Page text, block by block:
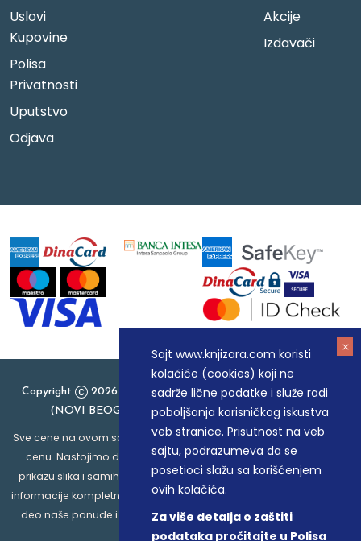
Sajt www.knjizara.com koristi
kolačiće (cookies) koji ne
sadrže lične podatke i služe radi
poboljšanja korisničkog iskustva
veb stranice. Prisutnost na veb
sajtu, podrazumeva da se
posetioci slažu sa korišćenjem
ovih kolačića.
Za više detalja o zaštiti
podataka pročitajte u Polisa
Uslovi
Kupovine
Polisa
Privatnosti
Uputstvo
Odjava
Akcije
Izdavači
Copyright
2026 Knjizara.com - MAKART DOO BEOGRAD
(NOVI BEOGRAD), PIB: 105184104, MB: 20337524
Sve cene na ovom sajtu iskazane su u dinarima. PDV je uračunat u
cenu. Nastojimo da budemo što precizniji u opisu proizvoda,
prikazu slika i samih cena, ali ne možemo garantovati da su sve
informacije kompletne i bez grešaka. Svi artikli prikazani na sajtu su
deo naše ponude i ne podrazumeva da su dostupni u svakom
trenutku.